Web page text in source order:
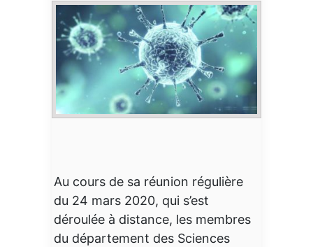
Au cours de sa réunion régulière
du 24 mars 2020, qui s’est
déroulée à distance, les membres
du département des Sciences